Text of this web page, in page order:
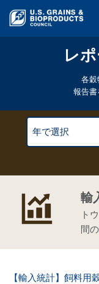
レ
各穀
報告書
輸
ト
間
【輸入統計】飼料用